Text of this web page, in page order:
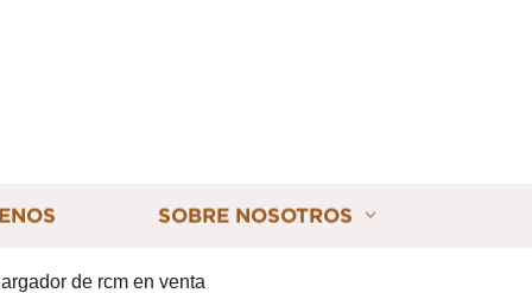
SOBRE NOSOTROS
de rcm en venta